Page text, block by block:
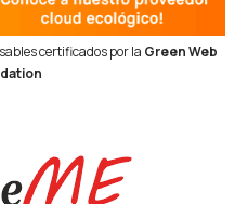
certificados por la Green Web